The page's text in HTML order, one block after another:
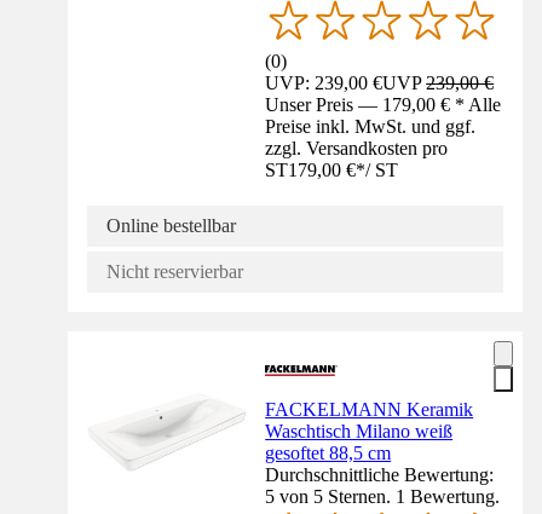
(0)
UVP: 239,00 €UVP239,00 €
Unser Preis — 179,00 € * Alle
Preise inkl. MwSt. und ggf.
zzgl. Versandkosten pro
ST179,00 €*/ ST
Online bestellbar
Nicht reservierbar
FACKELMANN Keramik
Waschtisch Milano weiß
gesoftet 88,5 cm
Durchschnittliche Bewertung:
5 von 5 Sternen. 1 Bewertung.